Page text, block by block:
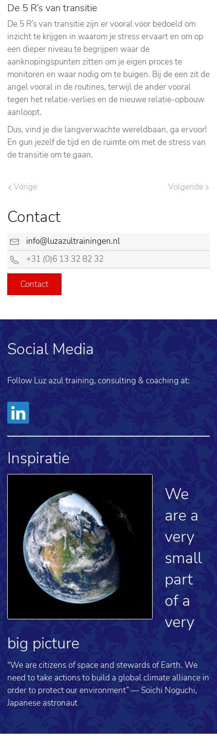
De 5 R’s van transitie
De 5 R’s van transitie zijn er vooral voor bedoeld om
inzicht te krijgen in waarom je stress ervaart en om op
een dieper niveau te begrijpen waar de
aanknopingspunten zitten om je eigen proces te
monitoren en waar nodig om te buigen. Bij de een zit de
angel vooral in de routines, terwijl de ander vooral
tegen het relatie-verlies en de nieuwe relatie-opbouw
aanloopt.
Dus, vind je die langverwachte wereldbaan, ga ervoor!
En gun jezelf de tijd en de ruimte om met de stress van
de transitie om te gaan.
Vorige Volgende
Contact
info@luzazultrainingen.nl
+31 (0)6 13 32 82 32
Contact
Social Media
Follow Luz azul training, consulting & coaching at:
Inspiratie
We
are a
very
small
part
of a
very
big picture
“We are citizens of space and stewards of Earth. We
need to take actions to build a global climate alliance in
order to protect our environment” — Soichi Noguchi,
Japanese astronaut